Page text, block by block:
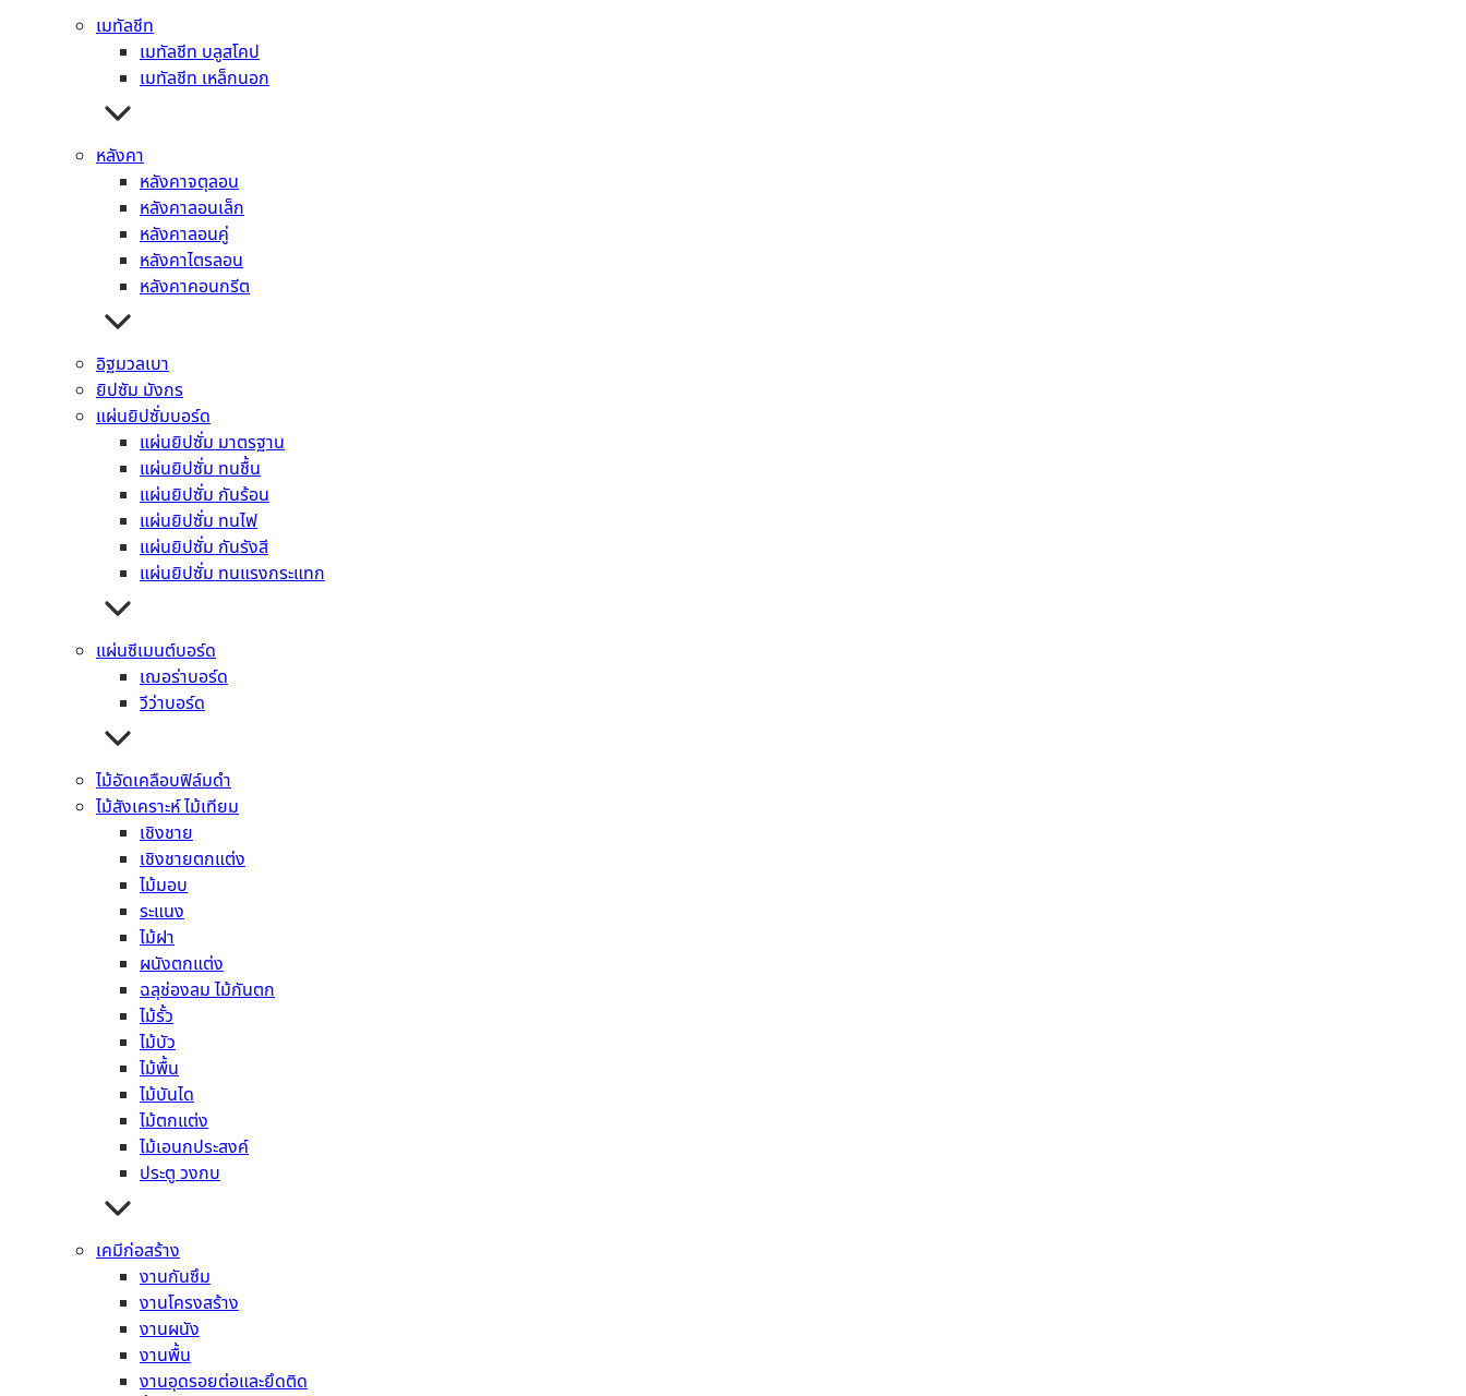
เมทัลชีท
เมทัลชีท บลูสโคป
เมทัลชีท เหล็กนอก
หลังคา
หลังคาจตุลอน
หลังคาลอนเล็ก
หลังคาลอนคู่
หลังคาไตรลอน
หลังคาคอนกรีต
อิฐมวลเบา
ยิปซัม มังกร
แผ่นยิปซั่มบอร์ด
แผ่นยิปซั่ม มาตรฐาน
แผ่นยิปซั่ม ทนชื้น
แผ่นยิปซั่ม กันร้อน
แผ่นยิปซั่ม ทนไฟ
แผ่นยิปซั่ม กันรังสี
แผ่นยิปซั่ม ทนแรงกระแทก
แผ่นซีเมนต์บอร์ด
เฌอร่าบอร์ด
วีว่าบอร์ด
ไม้อัดเคลือบฟิล์มดำ
ไม้สังเคราะห์ ไม้เทียม
เชิงชาย
เชิงชายตกแต่ง
ไม้มอบ
ระแนง
ไม้ฝา
ผนังตกแต่ง
ฉลุช่องลม ไม้กันตก
ไม้รั้ว
ไม้บัว
ไม้พื้น
ไม้บันได
ไม้ตกแต่ง
ไม้เอนกประสงค์
ประตู วงกบ
เคมีก่อสร้าง
งานกันซึม
งานโครงสร้าง
งานผนัง
งานพื้น
งานอุดรอยต่อและยึดติด
หมวดหมู่สินค้า
ยิปซัม มังกร
ปูนซีเมนต์ ปูนกาว คอนกรีต
คอนกรีต
ปูนก่อ ฉาบ เท
ปูนซีเมนต์สำเร็จรูป (มอร์ตาร์)
ปูนกาวซีเมนต์
เมทัลชีท
เมทัลชีท บลูสโคป
เมทัลชีท เหล็กนอก
หลังคาลอนคู่
หลังคาไตรลอน
หลังคาจตุลอน
หลังคาลอนเล็ก
หลังคาคอนกรีต
แผ่นยิปซั่มบอร์ด
แผ่นยิปซั่ม กันรังสี
แผ่นยิปซั่ม มาตรฐาน
แผ่นยิปซั่ม กันร้อน
แผ่นยิปซั่ม ทนไฟ
แผ่นยิปซั่ม ทนแรงกระแทก
แผ่นซีเมนต์บอร์ด
เฌอร่าบอร์ด
วีว่าบอร์ด
ไม้อัดเคลือบฟิล์มดำ
ไม้สังเคราะห์ ไม้เทียม
เชิงชาย
เชิงชายตกแต่ง
ไม้มอบ
ระแนง
ไม้ฝา
ผนังตกแต่ง
ฉลุช่องลม ไม้กันตก
ไม้รั้ว
ไม้บัว
ไม้พื้น
ไม้ตกแต่ง
ไม้เอนกประสงค์
ประตู วงกบ
เคมีก่อสร้าง
งานกันซึม
งานโครงสร้าง
งานผนัง